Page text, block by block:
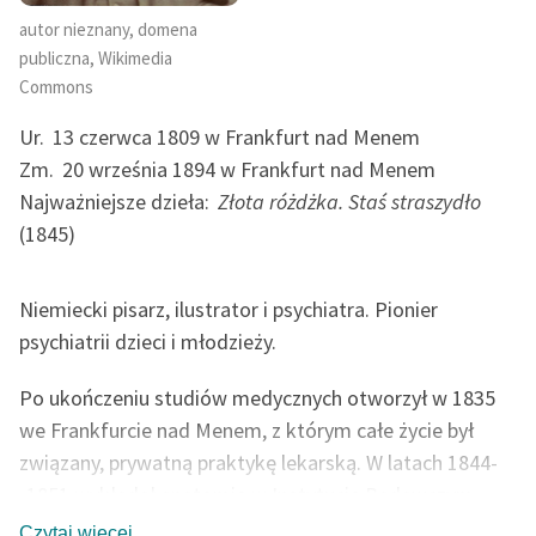
feministycznej
Ręce pełne poezji
twórców przechodzących
do domeny publicznej,
lektur szkolnych oraz
Starego Testamentu
Szkoła Poezji Wolnych
Lektur
O nas
Kontakt
autor nieznany, domena
publiczna, Wikimedia
Commons
Ur. 13 czerwca 1809 w Frankfurt nad Menem
Zm. 20 września 1894 w Frankfurt nad Menem
Najważniejsze dzieła: Złota różdżka. Staś straszydło
(1845)
Niemiecki pisarz, ilustrator i psychiatra. Pionier
psychiatrii dzieci i młodzieży.
Po ukończeniu studiów medycznych otworzył w 1835
we Frankfurcie nad Menem, z którym całe życie był
związany, prywatną praktykę lekarską. W latach 1844-
Senckenberg, od roku 1851 był dyrektorem miejskiego